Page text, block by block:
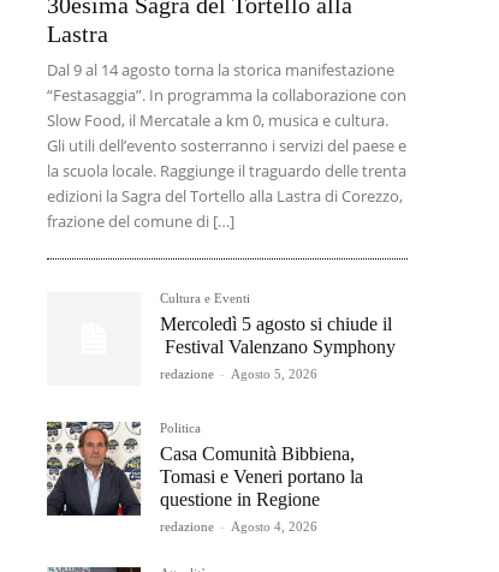
Lastra
Dal 9 al 14 agosto torna la storica manifestazione
“Festasaggia”. In programma la collaborazione con
Slow Food, il Mercatale a km 0, musica e cultura.
Gli utili dell’evento sosterranno i servizi del paese e
la scuola locale. Raggiunge il traguardo delle trenta
edizioni la Sagra del Tortello alla Lastra di Corezzo,
frazione del comune di […]
Cultura e Eventi
Mercoledì 5 agosto si chiude il
Festival Valenzano Symphony
redazione - Agosto 5, 2026
Politica
Casa Comunità Bibbiena,
Tomasi e Veneri portano la
questione in Regione
redazione - Agosto 4, 2026